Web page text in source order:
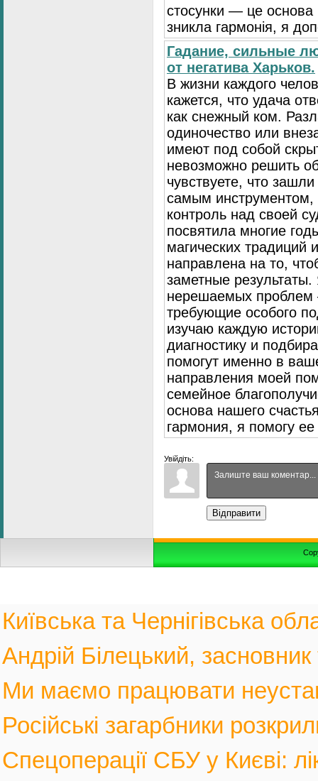
стосунки — це
зникла гармонія, я
Гадание, сильные
от негатива Харьков.
В жизни каждого
кажется, что удача
как снежный ком.
одиночество или
имеют под собой
невозможно решить
чувствуете, что
самым инструментом,
контроль над своей
посвятила многие
магических традиций
направлена на то,
заметные
нерешаемых
требующие особого
изучаю каждую
диагностику и
помогут именно в
направления моей
семейное
основа нашего
гармония, я помогу ее
Увійдіть:
Відправити
Київська та Чернігівська
Андрій Білецький,
Ми маємо працювати
Російські загарбники
Спецоперації СБУ у Києві: